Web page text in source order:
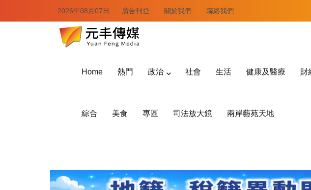
2026年08月07日 廣告刊登 關於我們 聯絡我們
Home 熱門 政治 社會 生活 健康及醫療 財
綜合 美食 專區 司法放大鏡 兩岸藝苑天地